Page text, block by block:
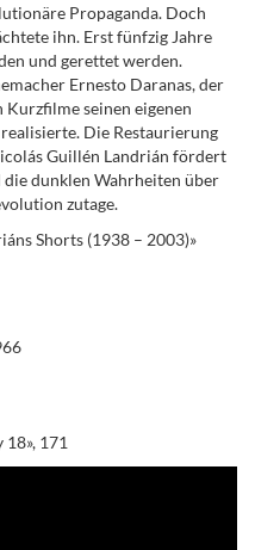
Propaganda. Doch
ihn. Erst fünfzig Jahre
und gerettet werden.
Ernesto Daranas, der
Kurzfilme seinen eigenen
Die Restaurierung
Guillén Landrián fördert
dunklen Wahrheiten über
zutage.
Shorts (1938 – 2003)»
18», 171